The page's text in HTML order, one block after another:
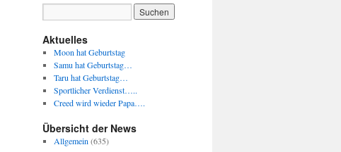
Aktuelles
Moon hat Geburtstag
Samu hat Geburtstag…
Taru hat Geburtstag…
Sportlicher Verdienst…..
Creed wird wieder Papa….
Übersicht der News
Allgemein (635)